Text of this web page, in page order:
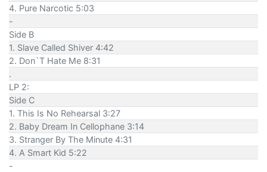
4. Pure Narcotic 5:03
-
Side B
1. Slave Called Shiver 4:42
2. Don`T Hate Me 8:31
.
LP 2:
Side C
1. This Is No Rehearsal 3:27
2. Baby Dream In Cellophane 3:14
3. Stranger By The Minute 4:31
4. A Smart Kid 5:22
-